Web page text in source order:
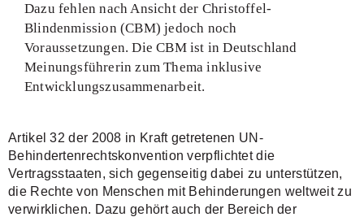
Dazu fehlen nach Ansicht der Christoffel-
Blindenmission (CBM) jedoch noch
Voraussetzungen. Die CBM ist in Deutschland
Meinungsführerin zum Thema inklusive
Entwicklungszusammenarbeit.
Artikel 32 der 2008 in Kraft getretenen UN-
Behindertenrechtskonvention verpflichtet die
Vertragsstaaten, sich gegenseitig dabei zu unterstützen,
die Rechte von Menschen mit Behinderungen weltweit zu
verwirklichen. Dazu gehört auch der Bereich der